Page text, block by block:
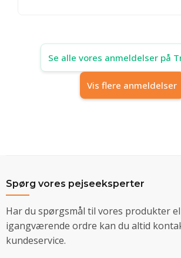
Se alle vores anmeldelser på
Vis flere anmeldelser
Spørg vores pejseeksperter
Har du spørgsmål til vores produkter
igangværende ordre kan du altid
kundeservice.